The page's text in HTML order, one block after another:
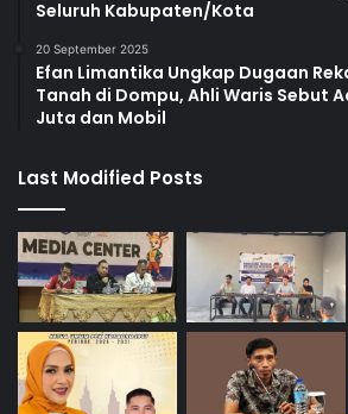
Seluruh Kabupaten/Kota
20 September 2025
Efan Limantika Ungkap Dugaan
Tanah di Dompu, Ahli Waris Sebut
Juta dan Mobil
Last Modified Posts